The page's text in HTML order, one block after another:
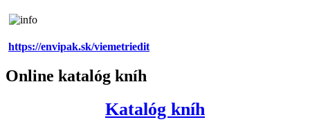
https://envipak.sk/viemetriedit
Online katalóg kníh
Katalóg kníh